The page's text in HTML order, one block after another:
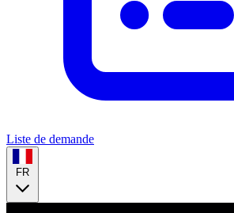
Liste de demande